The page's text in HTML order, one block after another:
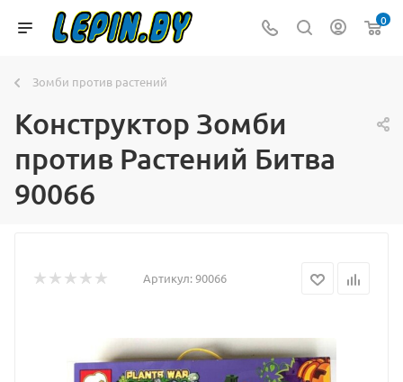
0
Зомби против растений
Конструктор Зомби
против Растений Битва
90066
Артикул:90066